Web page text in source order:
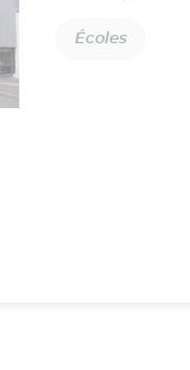
Écoles